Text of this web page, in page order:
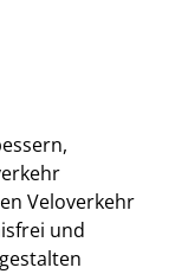
Veloverkehr
und